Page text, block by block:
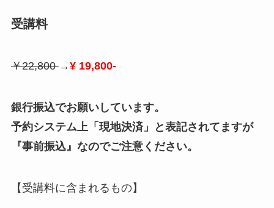
受講料
￥22,800→¥ 19,800-
銀行振込でお願いしています。
予約システム上「現地決済」と表記されてますが
『事前振込』なのでご注意ください。
【受講料に含まれるもの】